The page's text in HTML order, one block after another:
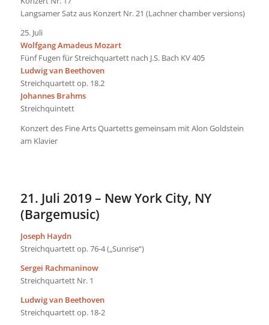
Langsamer Satz aus Konzert Nr. 21 (Lachner chamber versions)
25. Juli
Wolfgang Amadeus Mozart
Fünf Fugen für Streichquartett nach J.S. Bach KV 405
Ludwig van Beethoven
Streichquartett op. 18.2
Johannes Brahms
Streichquintett
Konzert des Fine Arts Quartetts gemeinsam mit Alon Goldstein
am Klavier
21. Juli 2019 – New York City, NY
(Bargemusic)
Joseph Haydn
Streichquartett op. 76-4 („Sunrise“)
Sergei Rachmaninow
Streichquartett Nr. 1
Ludwig van Beethoven
Streichquartett op. 18-2